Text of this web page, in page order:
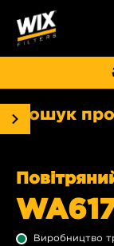
Пошук
Виробництво